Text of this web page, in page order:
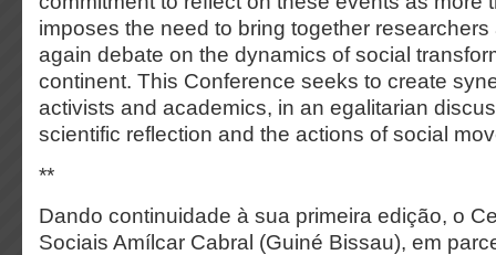
imposes the need to bring together
again debate on the dynamics of social
continent. This Conference seeks to create
activists and academics, in an egalitarian
scientific reflection and the actions of social
**
Dando continuidade à sua primeira edição, o
Sociais Amílcar Cabral (Guiné Bissau), em